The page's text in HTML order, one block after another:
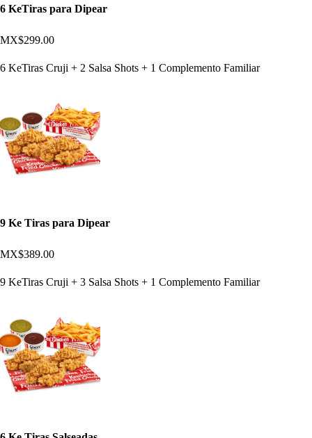
6 KeTiras para Dipear
MX$299.00
6 KeTiras Cruji + 2 Salsa Shots + 1 Complemento Familiar
9 Ke Tiras para Dipear
MX$389.00
9 KeTiras Cruji + 3 Salsa Shots + 1 Complemento Familiar